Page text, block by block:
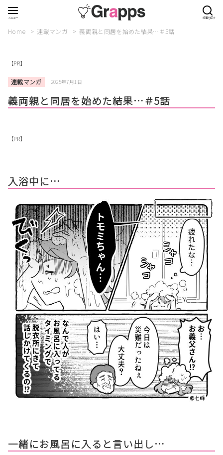
Home 連載マンガ 義両親と同居を始めた結果…＃5話
【PR】
連載マンガ 2025年7月1日
義両親と同居を始めた結果…＃5話
【PR】
入浴中に…
一緒にお風呂に入ると言い出し…